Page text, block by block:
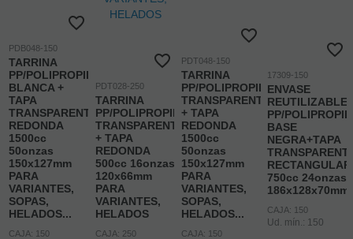
PDB048-150
TARRINA
PP/POLIPROPILENO
BLANCA +
TAPA
TRANSPARENTE
REDONDA
1500cc
50onzas
150x127mm
PARA
VARIANTES,
SOPAS,
HELADOS...
CAJA: 150
PDT028-250
TARRINA
PP/POLIPROPILENO
TRANSPARENTE
+ TAPA
REDONDA
500cc 16onzas
120x66mm
PARA
VARIANTES,
HELADOS
CAJA: 250
PDT048-150
TARRINA
PP/POLIPROPILENO
TRANSPARENTE
+ TAPA
REDONDA
1500cc
50onzas
150x127mm
PARA
VARIANTES,
SOPAS,
HELADOS...
CAJA: 150
17309-150
ENVASE
REUTILIZABLE
PP/
BASE
NEGRA+TAPA
RECTANGULAR
750cc 24onzas
186x128x70mm
CAJA: 150
Ud. mín.: 150